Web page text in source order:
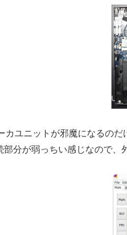
カユニットが邪魔になるの
分が弱っちい感じなので、